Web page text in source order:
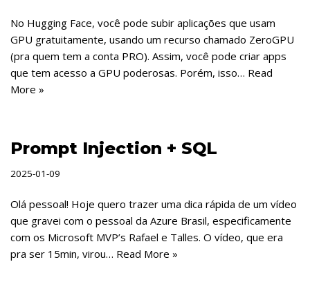
No Hugging Face, você pode subir aplicações que usam
GPU gratuitamente, usando um recurso chamado ZeroGPU
(pra quem tem a conta PRO). Assim, você pode criar apps
que tem acesso a GPU poderosas. Porém, isso… Read
More »
Prompt Injection + SQL
2025-01-09
Olá pessoal! Hoje quero trazer uma dica rápida de um vídeo
que gravei com o pessoal da Azure Brasil, especificamente
com os Microsoft MVP’s Rafael e Talles. O vídeo, que era
pra ser 15min, virou… Read More »